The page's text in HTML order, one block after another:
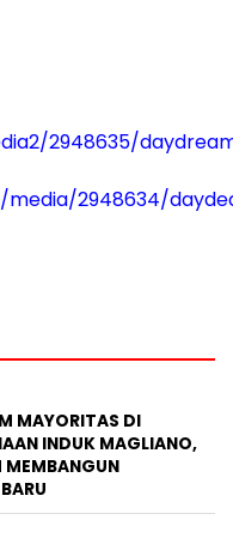
2948635/
2948634/
MAYORITAS DI
INDUK MAGLIANO,
MEMBANGUN